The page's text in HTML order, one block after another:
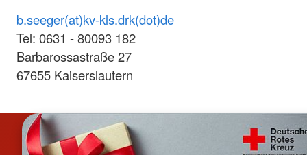
b.seeger(at)kv-kls.drk(dot)de
Tel: 0631 - 80093 182
Barbarossastraße 27
67655 Kaiserslautern